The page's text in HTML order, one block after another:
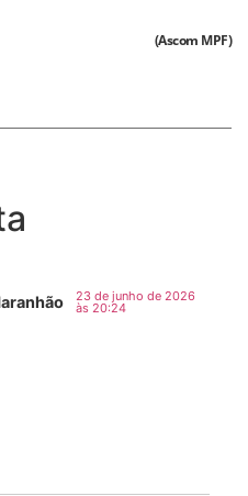
(Ascom MPF)
23 de junho de 2026
às 20:24